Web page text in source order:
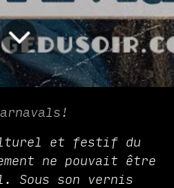
et festif du
ne pouvait être
Sous son vernis